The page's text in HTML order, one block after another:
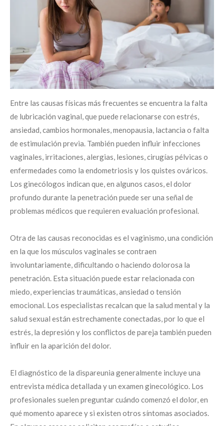
Entre las causas físicas más frecuentes se encuentra la falta
de lubricación vaginal, que puede relacionarse con estrés,
ansiedad, cambios hormonales, menopausia, lactancia o falta
de estimulación previa. También pueden influir infecciones
vaginales, irritaciones, alergias, lesiones, cirugías pélvicas o
enfermedades como la endometriosis y los quistes ováricos.
Los ginecólogos indican que, en algunos casos, el dolor
profundo durante la penetración puede ser una señal de
problemas médicos que requieren evaluación profesional.
Otra de las causas reconocidas es el vaginismo, una condición
en la que los músculos vaginales se contraen
involuntariamente, dificultando o haciendo dolorosa la
penetración. Esta situación puede estar relacionada con
miedo, experiencias traumáticas, ansiedad o tensión
emocional. Los especialistas recalcan que la salud mental y la
salud sexual están estrechamente conectadas, por lo que el
estrés, la depresión y los conflictos de pareja también pueden
influir en la aparición del dolor.
El diagnóstico de la dispareunia generalmente incluye una
entrevista médica detallada y un examen ginecológico. Los
profesionales suelen preguntar cuándo comenzó el dolor, en
qué momento aparece y si existen otros síntomas asociados.